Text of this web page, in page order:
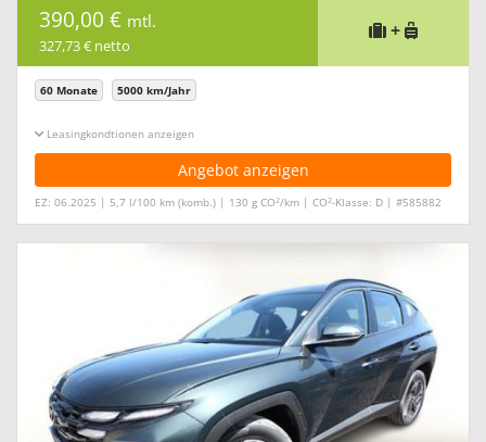
390,00 € mtl.
327,73 € netto
+
60 Monate 5000 km/Jahr
Leasingkonditionen ein-/ausblenden
Angebot anzeigen
EZ: 06.2025 | 5,7 l/100 km (komb.) | 130 g CO2/km | CO2-Klasse: D | #585882